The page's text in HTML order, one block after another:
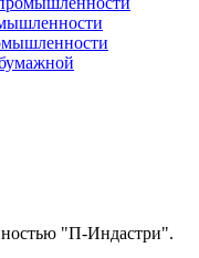
"П-Индастри".